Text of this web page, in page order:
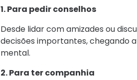
1. Para pedir conselhos
Desde lidar com amizades ou
decisões importantes, chegando
mental.
2. Para ter companhia